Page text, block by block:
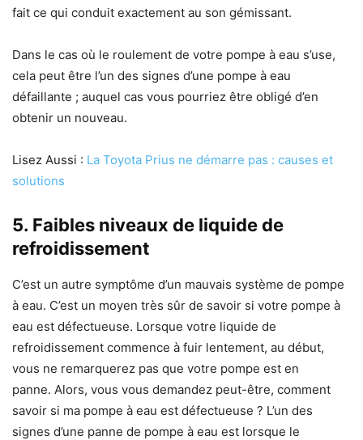
fait ce qui conduit exactement au son gémissant.
Dans le cas où le roulement de votre pompe à eau s’use,
cela peut être l’un des signes d’une pompe à eau
défaillante ; auquel cas vous pourriez être obligé d’en
obtenir un nouveau.
Lisez Aussi : La Toyota Prius ne démarre pas : causes et
solutions
5. Faibles niveaux de liquide de
refroidissement
C’est un autre symptôme d’un mauvais système de pompe
à eau. C’est un moyen très sûr de savoir si votre pompe à
eau est défectueuse. Lorsque votre liquide de
refroidissement commence à fuir lentement, au début,
vous ne remarquerez pas que votre pompe est en
panne. Alors, vous vous demandez peut-être, comment
savoir si ma pompe à eau est défectueuse ? L’un des
signes d’une panne de pompe à eau est lorsque le